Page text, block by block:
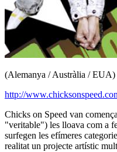
(Alemanya / Austràlia / EUA)
http://
Chicks on Speed van
"veritable") les lloava com a
surfegen les efímeres
realitat un projecte artístic